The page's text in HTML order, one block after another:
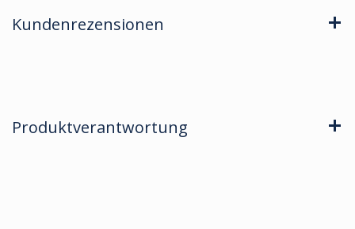
Kundenrezensionen
Produktverantwortung